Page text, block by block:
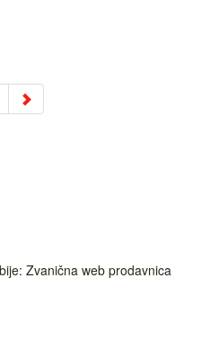
Zvanična web prodavnica